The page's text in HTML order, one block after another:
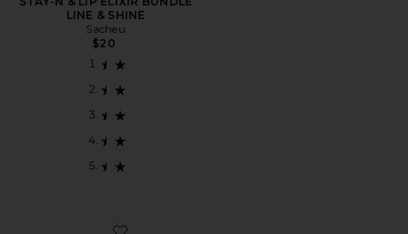
LINE & SHINE
Sacheu
$20